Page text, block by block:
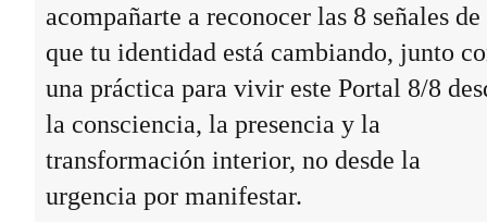
acompañarte a reconocer las 8 señales de
que tu identidad está cambiando, junto
una práctica para vivir este Portal 8/8
la consciencia, la presencia y la
transformación interior, no desde la
urgencia por manifestar.